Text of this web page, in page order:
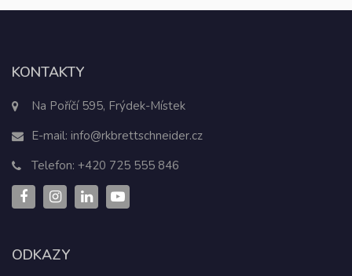
KONTAKTY
Na Poříčí 595, Frýdek-Místek
E-mail: info@rkbrettschneider.cz
Telefon: +420 725 555 846
ODKAZY